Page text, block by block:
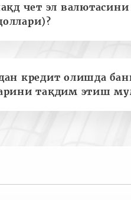
чет эл
кредит олишда
тақдим этиш